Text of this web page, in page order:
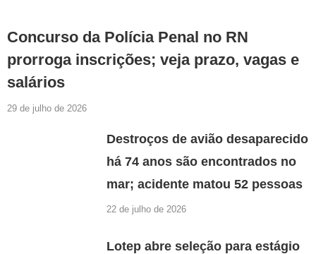
Concurso da Polícia Penal no RN
prorroga inscrições; veja prazo, vagas e
salários
29 de julho de 2026
Destroços de avião desaparecido
há 74 anos são encontrados no
mar; acidente matou 52 pessoas
22 de julho de 2026
Lotep abre seleção para estágio